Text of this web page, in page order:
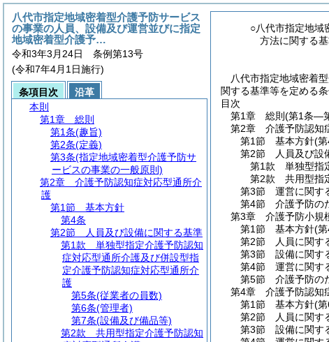
○八代市指定地域
方法に関する
八代市指定地域密着
関する基準等を定める
目次
第1章
総則 (第1条―
第2章
介護予防認知
第1節
基本方針(
第2節
人員及び設
第1款
単独型指
第2款
共用型指
第3節
運営に関す
第4節
介護予防の
第3章
介護予防小規
第1節
基本方針(
第2節
人員に関す
第3節
設備に関す
第4節
運営に関す
第5節
介護予防の
第4章
介護予防認知
第1節
基本方針(
第2節
人員に関す
第3節
設備に関す
八代市指定地域密着型介護予防サービス
の事業の人員、設備及び運営並びに指定
地域密着型介護予…
令和3年3月24日 条例第13号
(令和7年4月1日施行)
条項目次
沿革
本則
第1章
総則
第1条(趣旨)
第2条(定義)
第3条(指定地域密着型介護予防サ
ービスの事業の一般原則)
第2章
介護予防認知症対応型通所介
護
第1節
基本方針
第4条
第2節
人員及び設備に関する基準
第1款
単独型指定介護予防認知
症対応型通所介護及び併設型指
定介護予防認知症対応型通所介
護
第5条(従業者の員数)
第6条(管理者)
第7条(設備及び備品等)
第2款
共用型指定介護予防認知